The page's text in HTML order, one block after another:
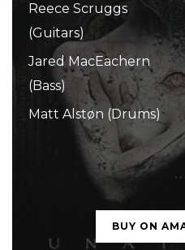
Reece Scruggs
(Guitars)
Jared MacEachern
(Bass)
Matt Alstøn (Drums)
BUY ON